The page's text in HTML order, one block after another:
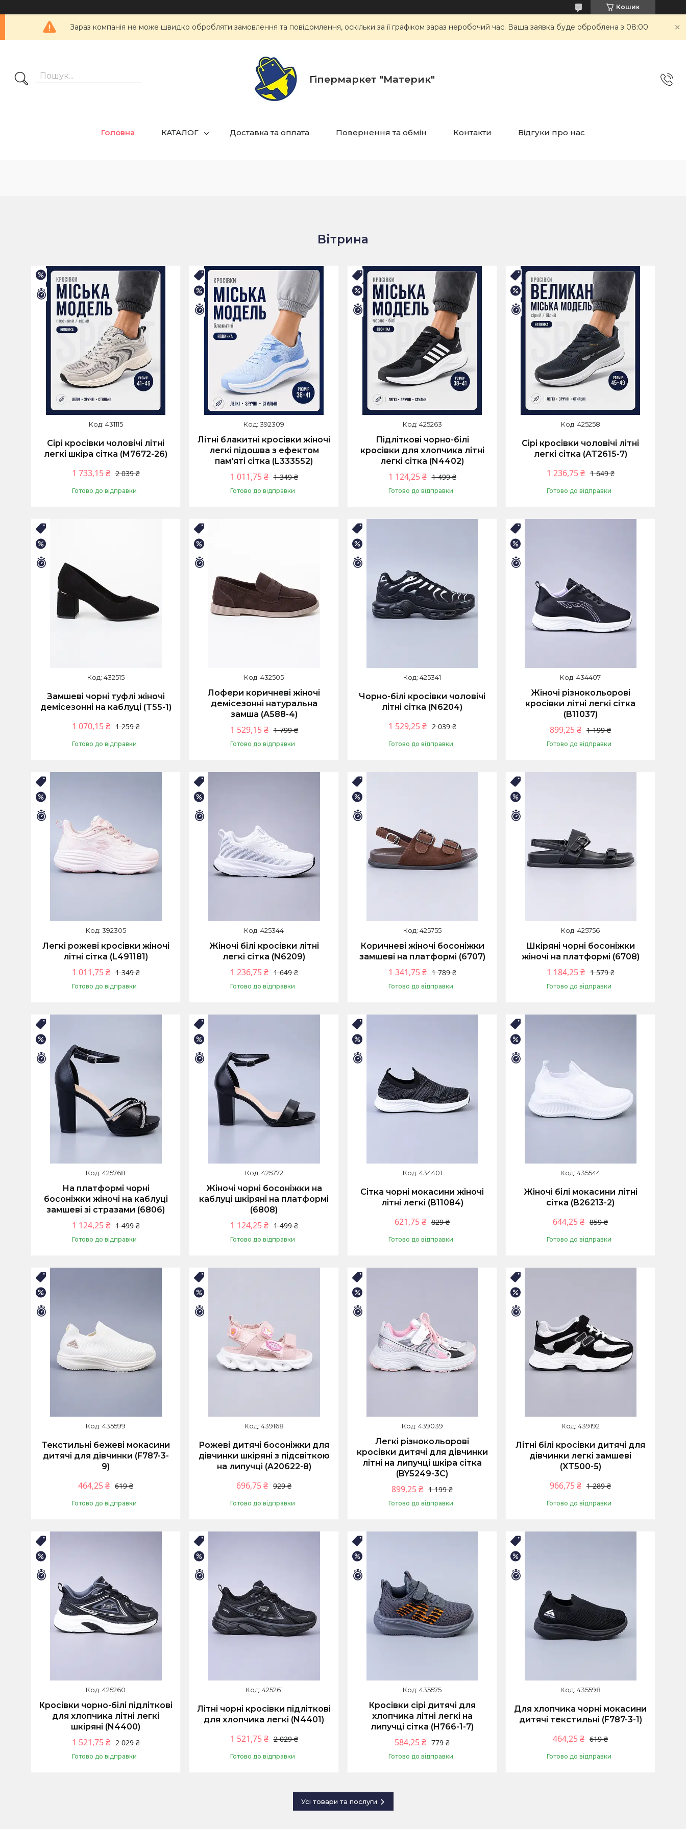
Кошик
Зараз компанія не може швидко обробляти замовлення та повідомлення, оскільки за її графіком зараз неробочий час. Ваша заявка буде оброблена з 08:00.
Гіпермаркет "Материк"
Головна КАТАЛОГ Доставка та оплата Повернення та обмін Контакти Відгуки про нас
Вітрина
–15%
Залишилось 9 днів
431115
Сірі кросівки чоловічі літні
легкі шкіра сітка (M7672-26)
2 039 ₴
1 733,15 ₴
Готово до відправки
–25%
Залишилось 9 днів
392309
Літні блакитні кросівки жіночі
легкі підошва з ефектом
пам'яті сітка (L333552)
1 349 ₴
1 011,75 ₴
Готово до відправки
🛒ЛІТНІЙ РОЗПРОДАЖ
–25%
Залишилось 9 днів
425263
Підліткові чорно-білі
кросівки для хлопчика літні
легкі сітка (N4402)
1 499 ₴
1 124,25 ₴
Готово до відправки
🛒ЛІТНІЙ РОЗПРОДАЖ
–25%
Залишилось 9 днів
425258
Сірі кросівки чоловічі літні
легкі сітка (AT2615-7)
1 649 ₴
1 236,75 ₴
Готово до відправки
Залишилось 9 днів
432515
Замшеві чорні туфлі жіночі
демісезонні на каблуці (T55-1)
1 259 ₴
1 070,15 ₴
Готово до відправки
432505
Лофери коричневі жіночі
демісезонні натуральна
замша (A588-4)
1 799 ₴
1 529,15 ₴
Готово до відправки
425341
Чорно-білі кросівки чоловічі
літні сітка (N6204)
2 039 ₴
1 529,25 ₴
Готово до відправки
434407
Жіночі різнокольорові
кросівки літні легкі сітка
(B11037)
1 199 ₴
899,25 ₴
Готово до відправки
Залишилось 9 днів
392305
Легкі рожеві кросівки жіночі
літні сітка (L491181)
1 349 ₴
1 011,75 ₴
Готово до відправки
425344
Жіночі білі кросівки літні
легкі сітка (N6209)
1 649 ₴
1 236,75 ₴
Готово до відправки
425755
Коричневі жіночі босоніжки
замшеві на платформі (6707)
1 789 ₴
1 341,75 ₴
Готово до відправки
425756
Шкіряні чорні босоніжки
жіночі на платформі (6708)
1 579 ₴
1 184,25 ₴
Готово до відправки
Залишилось 9 днів
425768
На платформі чорні
босоніжки жіночі на каблуці
замшеві зі стразами (6806)
1 499 ₴
1 124,25 ₴
Готово до відправки
Залишилось 9 днів
425772
Жіночі чорні босоніжки на
каблуці шкіряні на платформі
(6808)
1 499 ₴
1 124,25 ₴
Готово до відправки
434401
Сітка чорні мокасини жіночі
літні легкі (B11084)
829 ₴
621,75 ₴
Готово до відправки
435544
Жіночі білі мокасини літні
сітка (B26213-2)
859 ₴
644,25 ₴
Готово до відправки
435599
Текстильні бежеві мокасини
дитячі для дівчинки (F787-3-
9)
619 ₴
464,25 ₴
Готово до відправки
439168
Рожеві дитячі босоніжки для
дівчинки шкіряні з підсвіткою
на липучці (A20622-8)
929 ₴
696,75 ₴
Готово до відправки
Залишилось 9 днів
439039
Легкі різнокольорові
кросівки дитячі для дівчинки
літні на липучці шкіра сітка
(BY5249-3C)
1 199 ₴
899,25 ₴
Готово до відправки
439192
Літні білі кросівки дитячі для
дівчинки легкі замшеві
(XT500-5)
1 289 ₴
966,75 ₴
Готово до відправки
Залишилось 9 днів
425260
Кросівки чорно-білі підліткові
для хлопчика літні легкі
шкіряні (N4400)
2 029 ₴
1 521,75 ₴
Готово до відправки
425261
Літні чорні кросівки підліткові
для хлопчика легкі (N4401)
2 029 ₴
1 521,75 ₴
Готово до відправки
Залишилось 9 днів
435575
Кросівки сірі дитячі для
хлопчика літні легкі на
липучці сітка (H766-1-7)
779 ₴
584,25 ₴
Готово до відправки
435598
Для хлопчика чорні мокасини
дитячі текстильні (F787-3-1)
619 ₴
464,25 ₴
Готово до відправки
Усі товари та послуги